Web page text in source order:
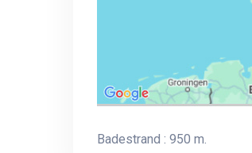
Badestrand : 950 m.